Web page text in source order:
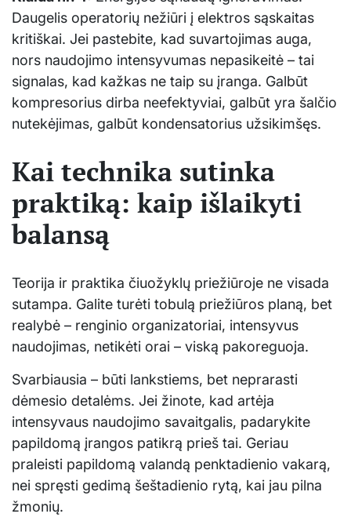
Daugelis operatorių nežiūri į elektros sąskaitas
kritiškai. Jei pastebite, kad suvartojimas auga,
nors naudojimo intensyvumas nepasikeitė – tai
signalas, kad kažkas ne taip su įranga. Galbūt
kompresorius dirba neefektyviai, galbūt yra šalčio
nutekėjimas, galbūt kondensatorius užsikimšęs.
Kai technika sutinka
praktiką: kaip išlaikyti
balansą
Teorija ir praktika čiuožyklų priežiūroje ne visada
sutampa. Galite turėti tobulą priežiūros planą, bet
realybė – renginio organizatoriai, intensyvus
naudojimas, netikėti orai – viską pakoreguoja.
Svarbiausia – būti lankstiems, bet neprarasti
dėmesio detalėms. Jei žinote, kad artėja
intensyvaus naudojimo savaitgalis, padarykite
papildomą įrangos patikrą prieš tai. Geriau
praleisti papildomą valandą penktadienio vakarą,
nei spręsti gedimą šeštadienio rytą, kai jau pilna
žmonių.